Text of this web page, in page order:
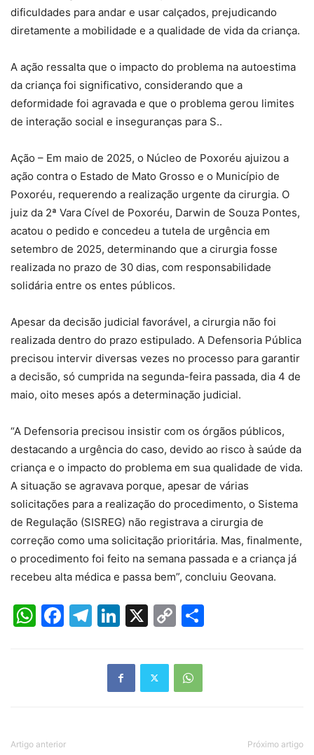
dificuldades para andar e usar calçados, prejudicando
diretamente a mobilidade e a qualidade de vida da criança.
A ação ressalta que o impacto do problema na autoestima
da criança foi significativo, considerando que a
deformidade foi agravada e que o problema gerou limites
de interação social e inseguranças para S..
Ação – Em maio de 2025, o Núcleo de Poxoréu ajuizou a
ação contra o Estado de Mato Grosso e o Município de
Poxoréu, requerendo a realização urgente da cirurgia. O
juiz da 2ª Vara Cível de Poxoréu, Darwin de Souza Pontes,
acatou o pedido e concedeu a tutela de urgência em
setembro de 2025, determinando que a cirurgia fosse
realizada no prazo de 30 dias, com responsabilidade
solidária entre os entes públicos.
Apesar da decisão judicial favorável, a cirurgia não foi
realizada dentro do prazo estipulado. A Defensoria Pública
precisou intervir diversas vezes no processo para garantir
a decisão, só cumprida na segunda-feira passada, dia 4 de
maio, oito meses após a determinação judicial.
“A Defensoria precisou insistir com os órgãos públicos,
destacando a urgência do caso, devido ao risco à saúde da
criança e o impacto do problema em sua qualidade de vida.
A situação se agravava porque, apesar de várias
solicitações para a realização do procedimento, o Sistema
de Regulação (SISREG) não registrava a cirurgia de
correção como uma solicitação prioritária. Mas, finalmente,
o procedimento foi feito na semana passada e a criança já
recebeu alta médica e passa bem”, concluiu Geovana.
WhatsApp
Facebook
Telegram
LinkedIn
X
Copy
Artigo anterior Próximo artigo